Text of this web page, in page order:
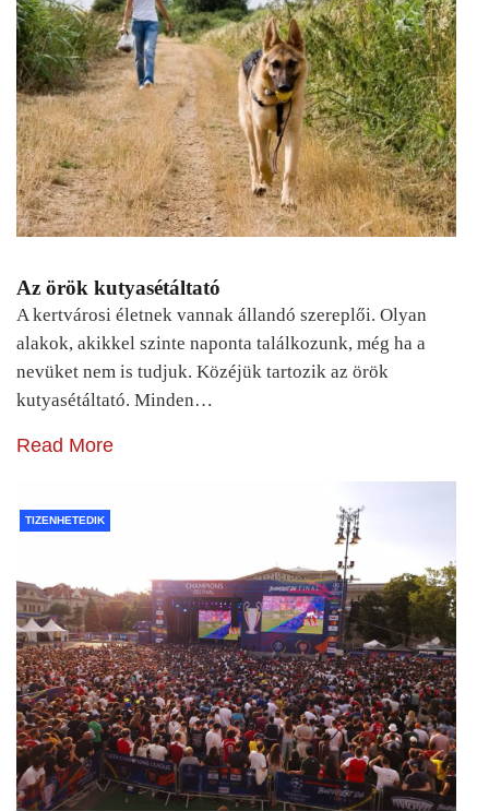
Az örök kutyasétáltató
A kertvárosi életnek vannak állandó szereplői. Olyan
alakok, akikkel szinte naponta találkozunk, még ha a
nevüket nem is tudjuk. Közéjük tartozik az örök
kutyasétáltató. Minden…
Read More
TIZENHETEDIK